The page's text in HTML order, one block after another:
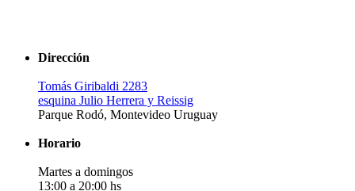
Dirección
Tomás Giribaldi 2283
esquina Julio Herrera y Reissig
Parque Rodó, Montevideo Uruguay
Horario
Martes a domingos
13:00 a 20:00 hs